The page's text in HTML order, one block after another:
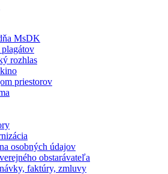
MsDK
rozhlas
priestorov
osobných údajov
obstarávateľa
faktúry, zmluvy